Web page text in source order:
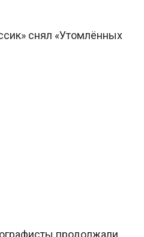
снял «Утомлённых
продолжали